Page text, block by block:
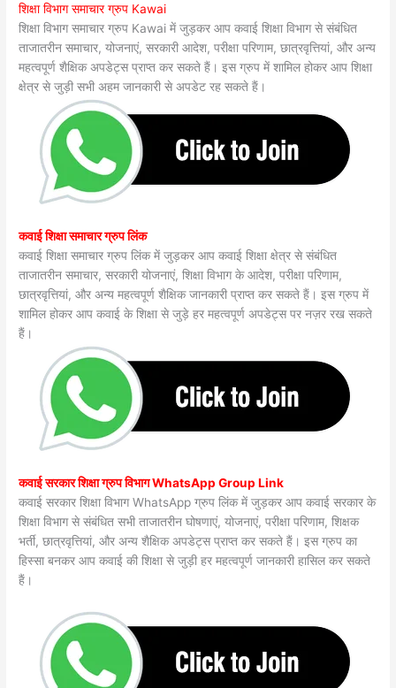
शिक्षा विभाग समाचार ग्रुप Kawai
शिक्षा विभाग समाचार ग्रुप Kawai में जुड़कर आप कवाई शिक्षा विभाग से संबंधित
ताजातरीन समाचार, योजनाएं, सरकारी आदेश, परीक्षा परिणाम, छात्रवृत्तियां, और अन्य
महत्वपूर्ण शैक्षिक अपडेट्स प्राप्त कर सकते हैं। इस ग्रुप में शामिल होकर आप शिक्षा
क्षेत्र से जुड़ी सभी अहम जानकारी से अपडेट रह सकते हैं।
कवाई शिक्षा समाचार ग्रुप लिंक
कवाई शिक्षा समाचार ग्रुप लिंक में जुड़कर आप कवाई शिक्षा क्षेत्र से संबंधित
ताजातरीन समाचार, सरकारी योजनाएं, शिक्षा विभाग के आदेश, परीक्षा परिणाम,
छात्रवृत्तियां, और अन्य महत्वपूर्ण शैक्षिक जानकारी प्राप्त कर सकते हैं। इस ग्रुप में
शामिल होकर आप कवाई के शिक्षा से जुड़े हर महत्वपूर्ण अपडेट्स पर नज़र रख सकते
हैं।
कवाई सरकार शिक्षा ग्रुप विभाग WhatsApp Group Link
कवाई सरकार शिक्षा विभाग WhatsApp ग्रुप लिंक में जुड़कर आप कवाई सरकार के
शिक्षा विभाग से संबंधित सभी ताजातरीन घोषणाएं, योजनाएं, परीक्षा परिणाम, शिक्षक
भर्ती, छात्रवृत्तियां, और अन्य शैक्षिक अपडेट्स प्राप्त कर सकते हैं। इस ग्रुप का
हिस्सा बनकर आप कवाई की शिक्षा से जुड़ी हर महत्वपूर्ण जानकारी हासिल कर सकते
हैं।